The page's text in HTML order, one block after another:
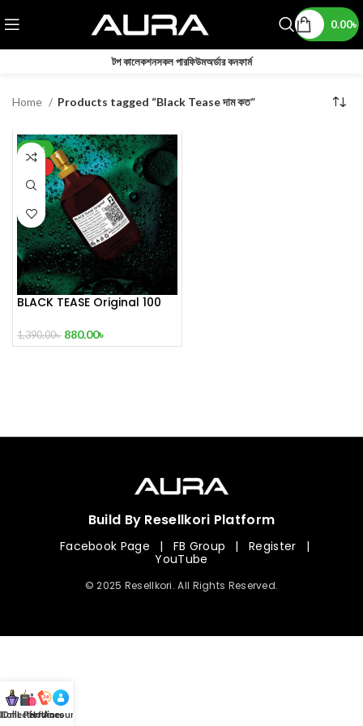
0.00৳
টপ কালেকশনসকল পারফিউমঅর্ডার কনফার্ম
Home Products tagged “Black Tease দাম কত”
-37%
BLACK TEASE Original 100
1,390.00৳ 880.00৳
Build By Resellkori Platform
Facebook Page | FB Group | Register
|
YouTube
© 2025 Resellkori. All Rights Reserved.
mL Perfumes
Hotline
Account